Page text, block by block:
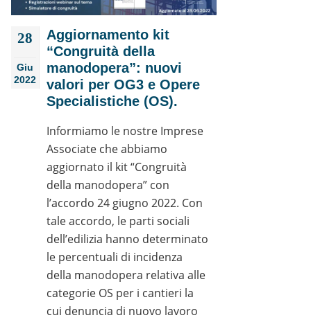
28
Giu
2022
Aggiornamento kit
“Congruità della
manodopera”: nuovi
valori per OG3 e Opere
Specialistiche (OS).
Informiamo le nostre Imprese
Associate che abbiamo
aggiornato il kit “Congruità
della manodopera” con
l’accordo 24 giugno 2022. Con
tale accordo, le parti sociali
dell’edilizia hanno determinato
le percentuali di incidenza
della manodopera relativa alle
categorie OS per i cantieri la
cui denuncia di nuovo lavoro